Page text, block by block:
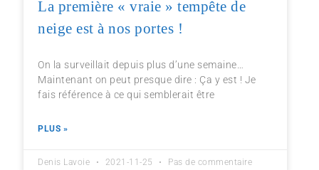
La première « vraie » tempête de
neige est à nos portes !
On la surveillait depuis plus d’une semaine…
Maintenant on peut presque dire : Ça y est ! Je
fais référence à ce qui semblerait être
PLUS »
Denis Lavoie 2021-11-25 Pas de commentaire